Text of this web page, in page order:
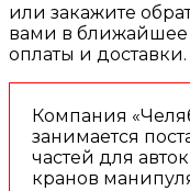
или закажите
вами в ближайшее
оплаты и доставки.
Компания
занимается
частей для
кранов